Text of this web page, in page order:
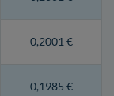
0,2001 €
0,1985 €